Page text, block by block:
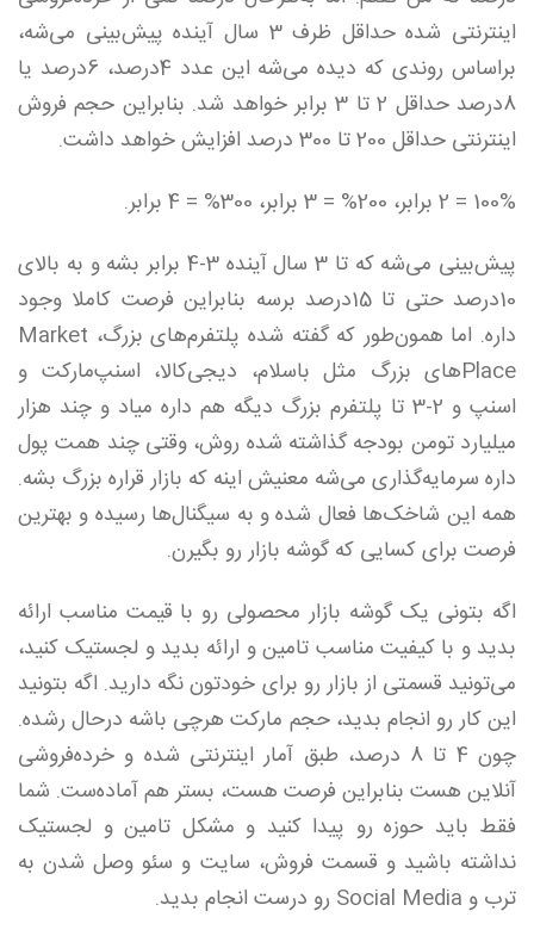
اینترنتی شده حداقل ظرف 3 سال آینده پیش‌بینی می‌شه،
بر‌اساس روندی که دیده می‌شه این عدد 4درصد، 6درصد یا
8درصد حداقل 2 تا 3 برابر خواهد شد. بنابراین حجم فروش
اینترنتی حداقل 200 تا 300 درصد افزایش خواهد داشت.
100% = 2 برابر، 200% = 3 برابر، 300% = 4 برابر.
پیش‌بینی می‌شه که تا 3 سال آینده 3-4 برابر بشه و به بالای
10درصد حتی تا 15درصد برسه بنابراین فرصت کاملا وجود
داره. اما همون‌طور که گفته شده پلتفرم‌های بزرگ، Market
Placeهای بزرگ مثل باسلام، دیجی‌کالا، اسنپ‌مارکت و
اسنپ و 2-3 تا پلتفرم بزرگ دیگه هم داره میاد و چند هزار
میلیارد تومن بودجه گذاشته شده روش، وقتی چند همت پول
داره سرمایه‌گذاری می‌شه معنیش اینه که بازار قراره بزرگ بشه.
همه این شاخک‌ها فعال شده و به سیگنال‌ها رسیده و بهترین
فرصت برای کسایی که گوشه بازار رو بگیرن.
اگه بتونی یک گوشه بازار محصولی رو با قیمت مناسب ارائه
بدید و با کیفیت مناسب تامین و ارائه بدید و لجستیک کنید،
می‌تونید قسمتی از بازار رو برای خودتون نگه دارید. اگه بتونید
این کار رو انجام بدید، حجم مارکت هر‌چی باشه درحال رشده.
چون 4 تا 8 درصد، طبق آمار اینترنتی شده و خرده‌فروشی
آنلاین هست بنابراین فرصت هست، بستر هم آماده‌ست. شما
فقط باید حوزه رو پیدا کنید و مشکل تامین و لجستیک
نداشته باشید و قسمت فروش، سایت و سئو وصل شدن به
ترب و Social Media رو درست انجام بدید.